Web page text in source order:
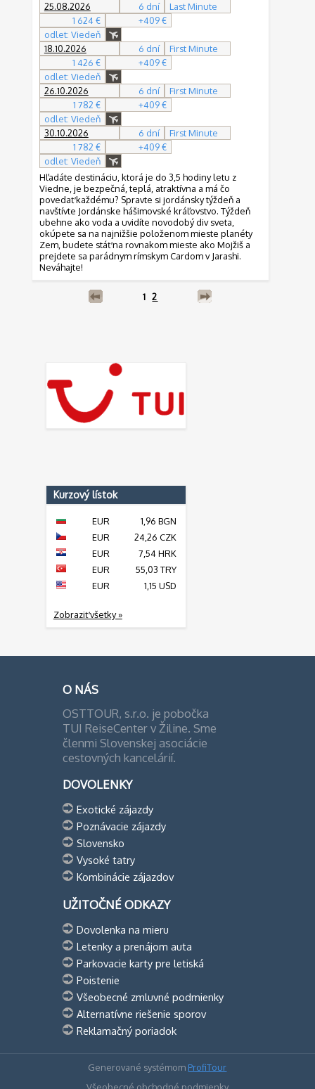
25.08.2026
6 dní
Last Minute
1 624 €
+409 €
odlet: Viedeň
18.10.2026
6 dní
First Minute
1 426 €
+409 €
odlet: Viedeň
26.10.2026
6 dní
First Minute
1 782 €
+409 €
odlet: Viedeň
30.10.2026
6 dní
First Minute
1 782 €
+409 €
odlet: Viedeň
Hľadáte destináciu, ktorá je do 3,5 hodiny letu z
Viedne, je bezpečná, teplá, atraktívna a má čo
povedať každému? Spravte si jordánsky týždeň a
navštívte Jordánske hášimovské kráľovstvo. Týždeň
ubehne ako voda a uvidíte novodobý div sveta,
okúpete sa na najnižšie položenom mieste planéty
Zem, budete stáť na rovnakom mieste ako Mojžiš a
prejdete sa parádnym rímskym Cardom v Jarashi.
Neváhajte!
1 2
Kurzový lístok
EUR
1,96 BGN
EUR
24,26 CZK
EUR
7,54 HRK
EUR
55,03 TRY
EUR
1,15 USD
Zobraziť všetky »
O NÁS
OSTTOUR, s.r.o. je pobočka
TUI ReiseCenter v Žiline. Sme
členmi Slovenskej asociácie
cestovných kancelárií.
DOVOLENKY
Exotické zájazdy
Poznávacie zájazdy
Slovensko
Vysoké tatry
Kombinácie zájazdov
UŽITOČNÉ ODKAZY
Dovolenka na mieru
Letenky a prenájom auta
Parkovacie karty pre letiská
Poistenie
Všeobecné zmluvné podmienky
Alternatívne riešenie sporov
Reklamačný poriadok
Generované systémom ProfiTour